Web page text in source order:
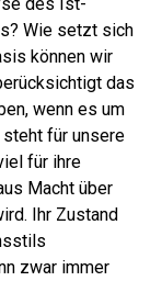
Wie setzt sich
können wir
das
wenn es um
steht für unsere
für ihre
Macht über
Ihr Zustand
zwar immer